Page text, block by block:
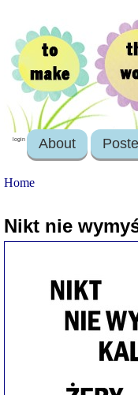
login About
Home
Nikt nie